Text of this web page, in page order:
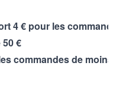
4 € pour les
€
commandes de